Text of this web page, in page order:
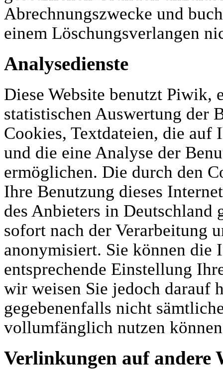
Abrechnungszwecke und
einem Löschungsverlangen
Analysedienste
Diese Website benutzt Piwik,
statistischen Auswertung der
Cookies, Textdateien, die auf
und die eine Analyse der
ermöglichen. Die durch den
Ihre Benutzung dieses
des Anbieters in Deutschland
sofort nach der Verarbeitung
anonymisiert. Sie können die
entsprechende Einstellung
wir weisen Sie jedoch darauf
gegebenenfalls nicht
vollumfänglich nutzen
Verlinkungen auf andere